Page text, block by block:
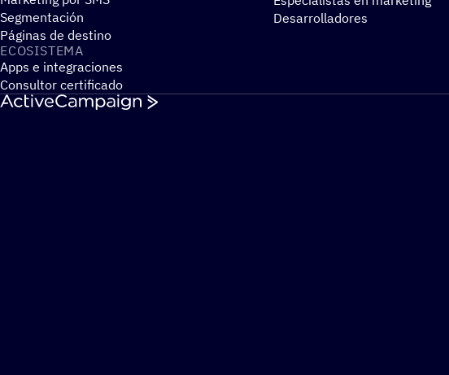
Segmentación
Páginas de destino
ECOSIS­TEMA
Apps e integraciones
Consultor certificado
Desarrolladores